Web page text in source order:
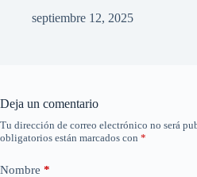
septiembre 12, 2025
Deja un comentario
Tu dirección de correo electrónico no será
obligatorios están marcados con *
Nombre *